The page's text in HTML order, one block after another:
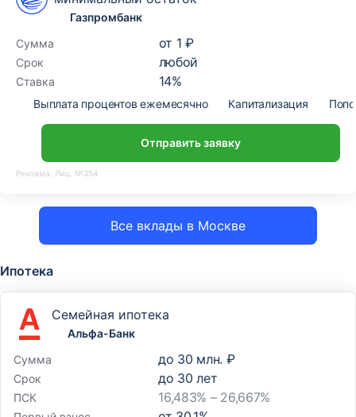
Все вклады в Москве
Газпромбанк
Сумма
от 1 ₽
Срок любой
Ставка 14%
Выплата процентов ежемесячно Капитализация
Отправить заявку
Реклама. Лиц. №354
Ипотека
Семейная ипотека
Альфа-Банк
Сумма
до 30 млн. ₽
Срок до 30 лет
ПСК 16,483% – 26,667%